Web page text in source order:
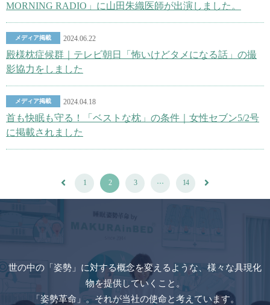
MORNING RADIO」に山田朱織医師が出演しました。
メディア掲載 2024.06.22
殿様枕症候群｜テレビ朝日「怖いけどタメになる話」の撮
影協力をしました
メディア掲載 2024.04.18
首も快眠も守る！「ベストな枕」の条件｜女性セブン5/2号
に掲載されました
1 2 3 ... 14
世の中の「姿勢」に対する概念を変えるような、様々な具現化
物を提供していくこと。
「姿勢革命」。それが当社の使命と考えています。